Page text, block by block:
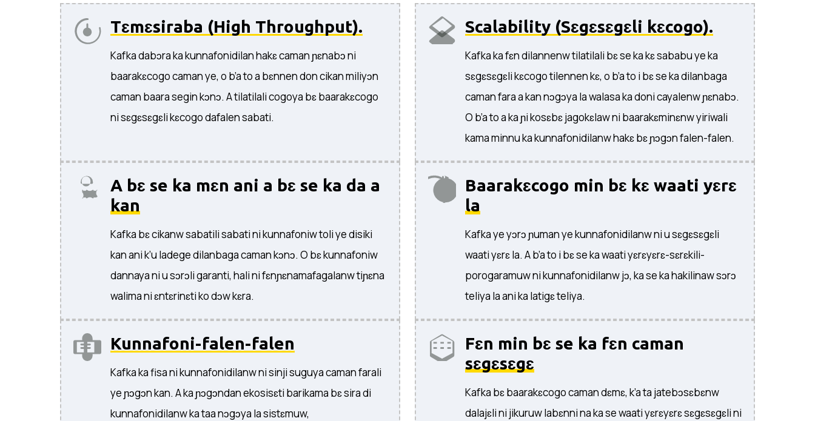
Tɛmɛsiraba (High Throughput).
Kafka dabɔra ka kunnafonidilan hakɛ caman ɲɛnabɔ ni
baarakɛcogo caman ye, o b’a to a bɛnnen don cikan miliyɔn
caman baara segin kɔnɔ. A tilatilali cogoya bɛ baarakɛcogo
ni sɛgɛsɛgɛli kɛcogo dafalen sabati.
Scalability (Sɛgɛsɛgɛli kɛcogo).
Kafka ka fɛn dilannenw tilatilali bɛ se ka kɛ sababu ye ka
sɛgɛsɛgɛli kɛcogo tilennen kɛ, o b’a to i bɛ se ka dilanbaga
caman fara a kan nɔgɔya la walasa ka doni cayalenw ɲɛnabɔ.
O b’a to a ka ɲi kosɛbɛ jagokɛlaw ni baarakɛminɛnw yiriwali
kama minnu ka kunnafonidilanw hakɛ bɛ ɲɔgɔn falen-falen.
A bɛ se ka mɛn ani a bɛ se ka da a
kan
Kafka bɛ cikanw sabatili sabati ni kunnafoniw toli ye disiki
kan ani k’u ladege dilanbaga caman kɔnɔ. O bɛ kunnafoniw
dannaya ni u sɔrɔli garanti, hali ni fɛnɲɛnamafagalanw tiɲɛna
walima ni ɛntɛrinɛti ko dɔw kɛra.
Baarakɛcogo min bɛ kɛ waati yɛrɛ
la
Kafka ye yɔrɔ ɲuman ye kunnafonidilanw ni u sɛgɛsɛgɛli
waati yɛrɛ la. A b’a to i bɛ se ka waati yɛrɛyɛrɛ-sɛrɛkili-
porogaramuw ni kunnafonidilanw jɔ, ka se ka hakilinaw sɔrɔ
teliya la ani ka latigɛ teliya.
Kunnafoni-falen-falen
Kafka ka fisa ni kunnafonidilanw ni sinji suguya caman farali
ye ɲɔgɔn kan. A ka ɲɔgɔndan ekosisɛti barikama bɛ sira di
kunnafonidilanw ka taa nɔgɔya la sistɛmuw,
Fɛn min bɛ se ka fɛn caman
sɛgɛsɛgɛ
Kafka bɛ baarakɛcogo caman dɛmɛ, k’a ta jatebɔsɛbɛnw
dalajɛli ni jikuruw labɛnni na ka se waati yɛrɛyɛrɛ sɛgɛsɛgɛli ni